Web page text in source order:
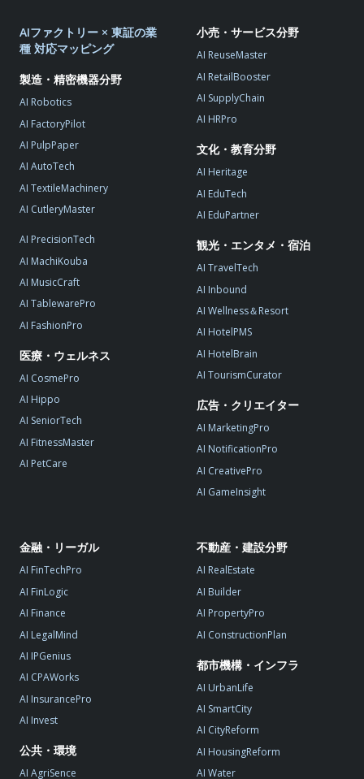
AIファクトリー × 東証の業
種 対応マッピング
製造・精密機器分野
AI Robotics
AI FactoryPilot
AI PulpPaper
AI AutoTech
AI TextileMachinery
AI CutleryMaster
AI PrecisionTech
AI MachiKouba
AI MusicCraft
AI TablewarePro
AI FashionPro
医療・ウェルネス
AI CosmePro
AI Hippo
AI SeniorTech
AI FitnessMaster
AI PetCare
小売・サービス分野
AI ReuseMaster
AI RetailBooster
AI SupplyChain
AI HRPro
文化・教育分野
AI Heritage
AI EduTech
AI EduPartner
観光・エンタメ・宿泊
AI TravelTech
AI Inbound
AI Wellness＆Resort
AI HotelPMS
AI HotelBrain
AI TourismCurator
広告・クリエイター
AI MarketingPro
AI NotificationPro
AI CreativePro
AI GameInsight
金融・リーガル
AI FinTechPro
AI FinLogic
AI Finance
AI LegalMind
AI IPGenius
AI CPAWorks
AI InsurancePro
AI Invest
公共・環境
AI AgriSence
不動産・建設分野
AI RealEstate
AI Builder
AI PropertyPro
AI ConstructionPlan
都市機構・インフラ
AI UrbanLife
AI SmartCity
AI CityReform
AI HousingReform
AI Water